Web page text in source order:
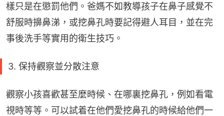
樣只是在懲罰他們。爸媽不如教導孩子在鼻子感覺不
舒服時擤鼻涕，或挖鼻孔時要記得避人耳目，並在完
事後洗手等實用的衛生技巧。
3. 保持觀察並分散注意
觀察小孩喜歡甚至麼時候、在哪裏挖鼻孔，例如看電
視時等等。可以試着在他們愛挖鼻孔的時候給他們一